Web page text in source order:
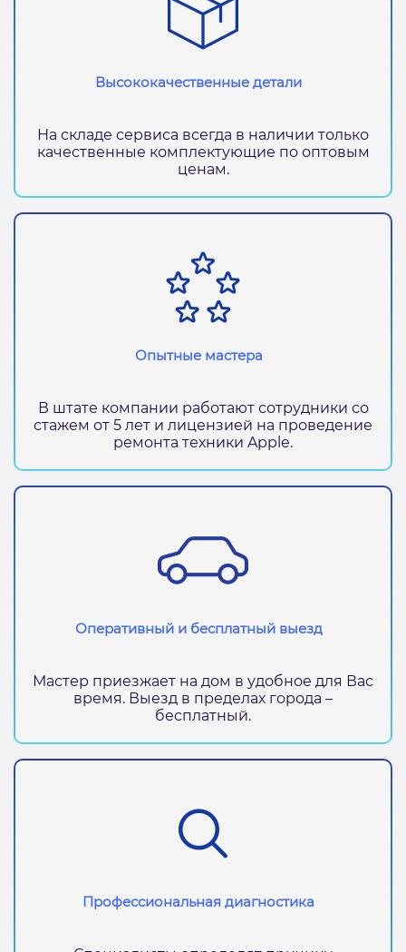
Высококачественные детали
На складе сервиса всегда в наличии только
качественные комплектующие по оптовым
ценам.
Опытные мастера
В штате компании работают сотрудники со
стажем от 5 лет и лицензией на проведение
ремонта техники Apple.
Оперативный и бесплатный выезд
Мастер приезжает на дом в удобное для Вас
время. Выезд в пределах города –
бесплатный.
Профессиональная диагностика